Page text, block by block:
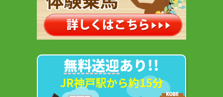
無料送迎あり!!
JR神戸駅から約15分